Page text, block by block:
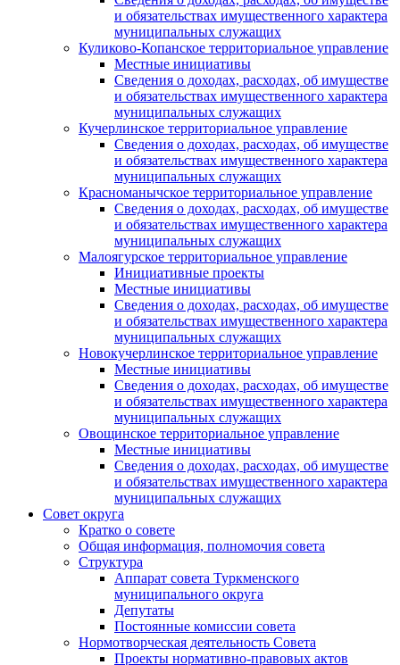
и обязательствах имущественного характера
муниципальных служащих
Куликово-Копанское территориальное управление
Местные инициативы
Сведения о доходах, расходах, об имуществе
и обязательствах имущественного характера
муниципальных служащих
Кучерлинское территориальное управление
Сведения о доходах, расходах, об имуществе
и обязательствах имущественного характера
муниципальных служащих
Красноманычское территориальное управление
Сведения о доходах, расходах, об имуществе
и обязательствах имущественного характера
муниципальных служащих
Малоягурское территориальное управление
Инициативные проекты
Местные инициативы
Сведения о доходах, расходах, об имуществе
и обязательствах имущественного характера
муниципальных служащих
Новокучерлинское территориальное управление
Местные инициативы
Сведения о доходах, расходах, об имуществе
и обязательствах имущественного характера
муниципальных служащих
Овощинское территориальное управление
Местные инициативы
Сведения о доходах, расходах, об имуществе
и обязательствах имущественного характера
муниципальных служащих
Совет округа
Кратко о совете
Общая информация, полномочия совета
Структура
Аппарат совета Туркменского
муниципального округа
Депутаты
Постоянные комиссии совета
Нормотворческая деятельность Совета
Проекты нормативно-правовых актов